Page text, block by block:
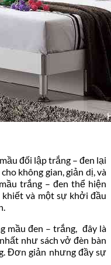
đối lập trắng – đen lại
không gian, giản dị, và
trắng – đen thể hiện
và một sự khởi đầu
mầu đen – trắng, đây là
như sách vở đèn bàn
Đơn giản nhưng đầy sự